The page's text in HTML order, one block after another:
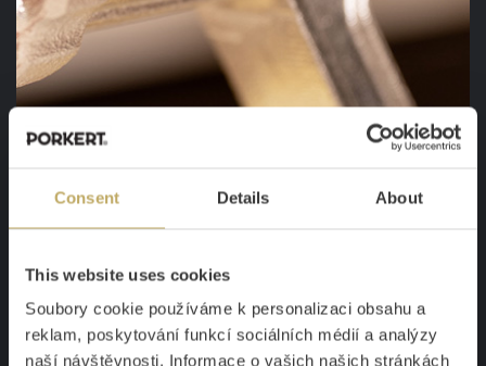
Consent Details About
This website uses cookies
Soubory cookie používáme k personalizaci obsahu a
reklam, poskytování funkcí sociálních médií a analýzy
naší návštěvnosti. Informace o vašich našich stránkách
PEČLIVÉ OPRACOVÁNÍ, ABY DO SEBE
VŠE ZAPADLO
Dobře vyrobený mlýnekpři mletí na prázdno „ševelí“,
a tak dává najevo, že do sebe všechno přesně zapadá.
Přesně takový zvuk můžete čekat od našich mlýnků.